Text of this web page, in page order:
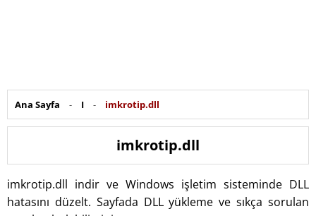
Ana Sayfa - I - imkrotip.dll
imkrotip.dll
imkrotip.dll indir ve Windows işletim sisteminde DLL
hatasını düzelt. Sayfada DLL yükleme ve sıkça sorulan